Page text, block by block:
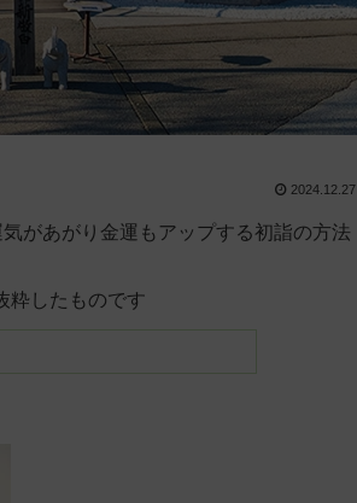
2024.12.27
気があがり金運もアップする初詣の方法
粋したものです